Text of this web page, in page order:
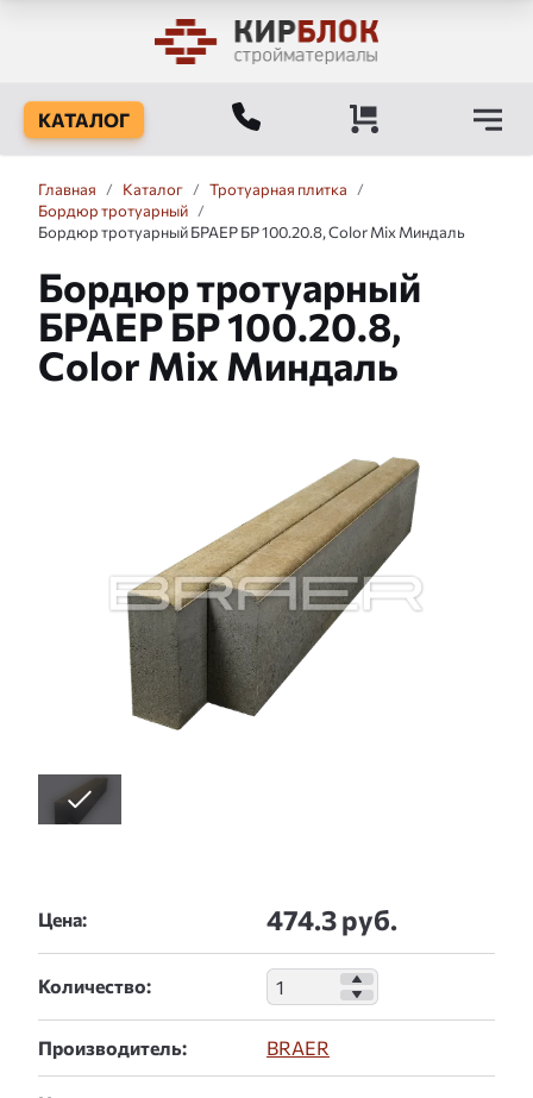
КАТАЛОГ
Главная / Каталог / Тротуарная плитка
/
Бордюр тротуарный /
Бордюр тротуарный БРАЕР БР 100.20.8, Color Mix Миндаль
Бордюр тротуарный
БРАЕР БР 100.20.8,
Color Mix Миндаль
Цена: 474.3 руб.
Количество:
Производитель: BRAER